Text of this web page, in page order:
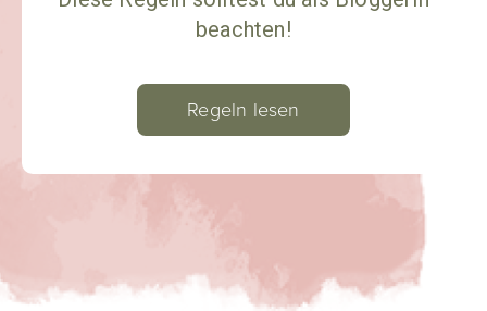
beachten!
Regeln lesen